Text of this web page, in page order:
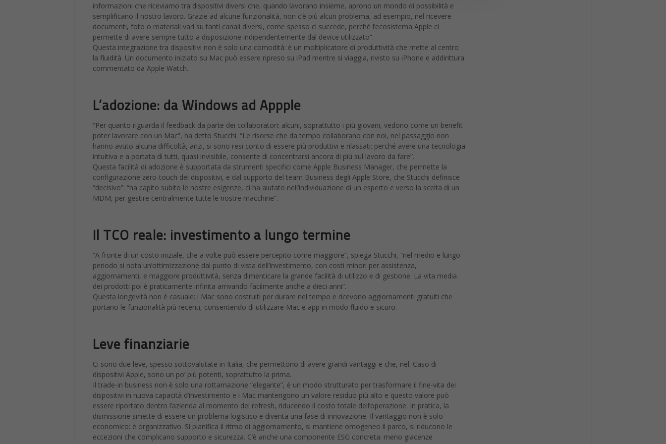
informazioni che riceviamo tra dispositivi diversi che, quando lavorano insieme, aprono un mondo di possibilità e
semplificano il nostro lavoro. Grazie ad alcune funzionalità, non c’è più alcun problema, ad esempio, nel ricevere
documenti, foto o materiali vari su tanti canali diversi, come spesso ci succede, perché l’ecosistema Apple ci
permette di avere sempre tutto a disposizione indipendentemente dal device utilizzato”.
Questa integrazione tra dispositivi non è solo una comodità: è un moltiplicatore di produttività che mette al centro
la fluidità. Un documento iniziato su Mac può essere ripreso su iPad mentre si viaggia, rivisto su iPhone e addirittura
commentato da Apple Watch.
L’adozione: da Windows ad Appple
“Per quanto riguarda il feedback da parte dei collaboratori: alcuni, soprattutto i più giovani, vedono come un benefit
poter lavorare con un Mac”, ha detto Stucchi. “Le risorse che da tempo collaborano con noi, nel passaggio non
hanno avuto alcuna difficoltà, anzi, si sono resi conto di essere più produttivi e rilassati; perché avere una tecnologia
intuitiva e a portata di tutti, quasi invisibile, consente di concentrarsi ancora di più sul lavoro da fare”.
Questa facilità di adozione è supportata da strumenti specifici come Apple Business Manager, che permette la
configurazione zero-touch dei dispositivi, e dal supporto del team Business degli Apple Store, che Stucchi definisce
“decisivo”: “ha capito subito le nostre esigenze, ci ha aiutato nell’individuazione di un esperto e verso la scelta di un
MDM, per gestire centralmente tutte le nostre macchine”.
Il TCO reale: investimento a lungo termine
“A fronte di un costo iniziale, che a volte può essere percepito come maggiore”, spiega Stucchi, “nel medio e lungo
periodo si nota un’ottimizzazione dal punto di vista dell’investimento, con costi minori per assistenza,
aggiornamenti, e maggiore produttività, senza dimenticare la grande facilità di utilizzo e di gestione. La vita media
dei prodotti poi è praticamente infinita arrivando facilmente anche a dieci anni”.
Questa longevità non è casuale: i Mac sono costruiti per durare nel tempo e ricevono aggiornamenti gratuiti che
portano le funzionalità più recenti, consentendo di utilizzare Mac e app in modo fluido e sicuro.
Leve finanziarie
Ci sono due leve, spesso sottovalutate in Italia, che permettono di avere grandi vantaggi e che, nel. Caso di
dispositivi Apple, sono un po’ più potenti, soprattutto la prima.
Il trade-in business non è solo una rottamazione “elegante”, è un modo strutturato per trasformare il fine-vita dei
dispositivi in nuova capacità d’investimento e i Mac mantengono un valore residuo più alto e questo valore può
essere riportato dentro l’azienda al momento del refresh, riducendo il costo totale dell’operazione. In pratica, la
dismissione smette di essere un problema logistico e diventa una fase di innovazione. Il vantaggio non è solo
economico: è organizzativo. Si pianifica il ritmo di aggiornamento, si mantiene omogeneo il parco, si riducono le
eccezioni che complicano supporto e sicurezza. C’è anche una componente ESG concreta: meno giacenze